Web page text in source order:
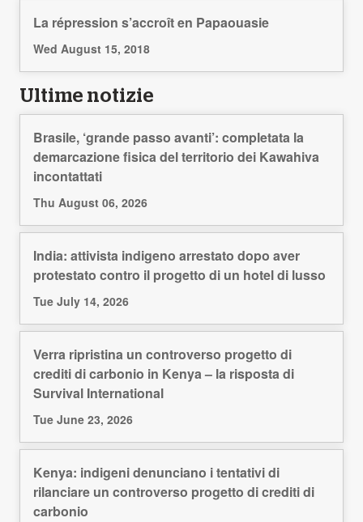
La répression s’accroît en Papaouasie
Wed August 15, 2018
Ultime notizie
Brasile, ‘grande passo avanti’: completata la
demarcazione fisica del territorio dei Kawahiva
incontattati
Thu August 06, 2026
India: attivista indigeno arrestato dopo aver
protestato contro il progetto di un hotel di lusso
Tue July 14, 2026
Verra ripristina un controverso progetto di
crediti di carbonio in Kenya – la risposta di
Survival International
Tue June 23, 2026
Kenya: indigeni denunciano i tentativi di
rilanciare un controverso progetto di crediti di
carbonio